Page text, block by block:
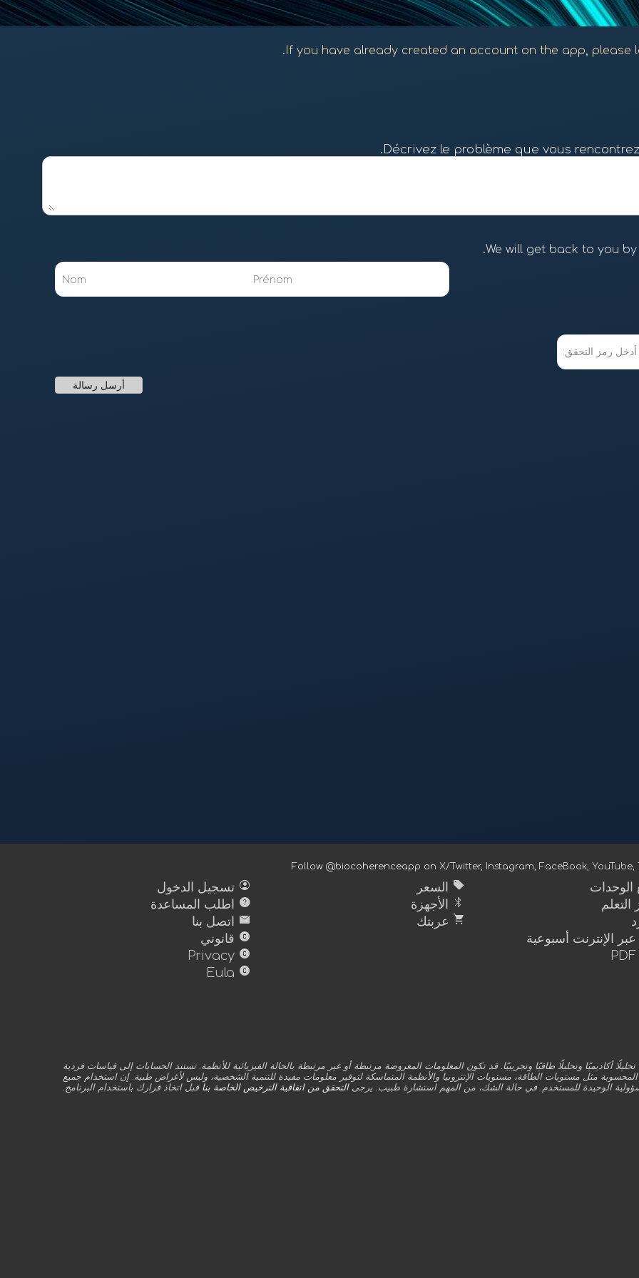
If you have already created an account on the app, please
Décrivez le problème que vous
We will get back to you
Prénom
Nom
أدخل رمز التحقق:
Follow @biocoherenceapp on X/Twitter, Instagram, FaceBook, YouTube,
الوحدات
التعلم
عبر الإنترنت أسبوعية
sell السعر
bluetooth الأجهزة
shopping_cart عربتك
account_circle تسجيل الدخول
help اطلب المساعدة
mail اتصل بنا
copyright قانوني
copyright
copyright
يوفر BioCoherence تحليلًا أكاديميًا وتحليلًا طاقيًا وتجريبيًا. قد تكون المعلومات المعروضة مرتبطة أو غير مرتبطة بالحالة الفيزيائية للأنظمة. تستند الحسابات إلى قياسات فردية
مثل مستويات الطاقة، مستويات الإنتروبيا والأنظمة المتماسكة لتوفير معلومات مفيدة للتنمية الشخصية، وليس لأغراض طبية. إن استخدام جميع
الوحيدة للمستخدم. في حالة الشك، من المهم استشارة طبيب. يرجىالتحقق من اتفاقية الترخيص الخاصة بنا قبل اتخاذ قرارك باستخدام البرنامج.